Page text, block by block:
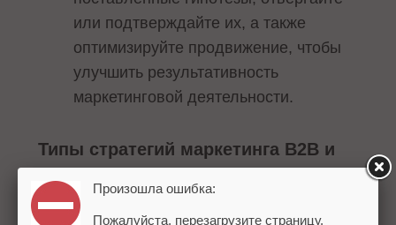
или подтверждайте их, а также
оптимизируйте продвижение, чтобы
улучшить результативность
маркетинговой деятельности.
Типы стратегий маркетинга B2B и
B2C
Для B2B-стратегии
Произошла ошибка:
Пожалуйста, перезагрузите страницу.